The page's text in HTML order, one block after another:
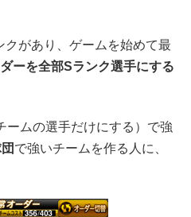
があり、ゲームを始めて最
ーを全部Sランク選手にする
ームの選手だけにする）で強
で強いチームを作る人に、